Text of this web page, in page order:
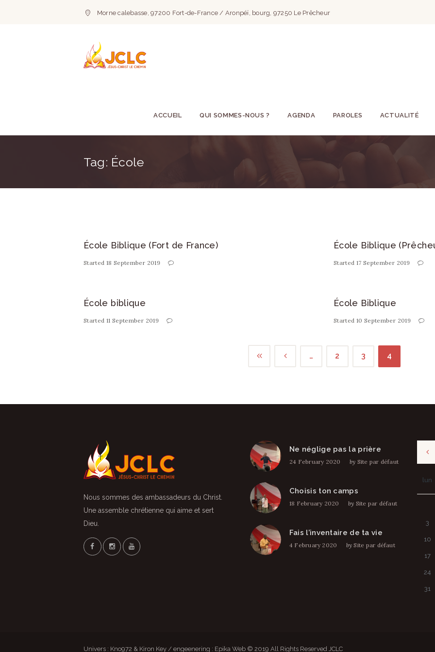
Morne calebasse, 97200 Fort-de-France / Aronpéï, bourg, 97250 Le Prêcheur
ACCUEIL QUI SOMMES-NOUS ? AGENDA PAROLES ACTUALITÉ
Tag: École
École Biblique (Fort de France)
Started 18 September 2019
École Biblique
Started 17 September 2019
École biblique
Started 11 September 2019
École Biblique
Started 10 September 2019
… 2 3 4
Nous sommes des ambassadeurs du Christ.
Une assemble chrétienne qui aime et sert
Dieu.
Ne néglige pas la prière
24 February 2020 by Site par défaut
Choisis ton camps
18 February 2020 by Site par défaut
Fais l’inventaire de ta vie
4 February 2020 bySite par défaut
lun
3
10
17
24
31
Univers : Kno972 & Kiron Key / engeenering : Epika Web © 2019 All Rights Reserved JCLC